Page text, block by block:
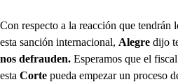
Con respecto a la reacción que tendrán
esta sanción internacional, Alegre dijo
nos defrauden. Esperamos que el
esta Corte pueda empezar un proceso